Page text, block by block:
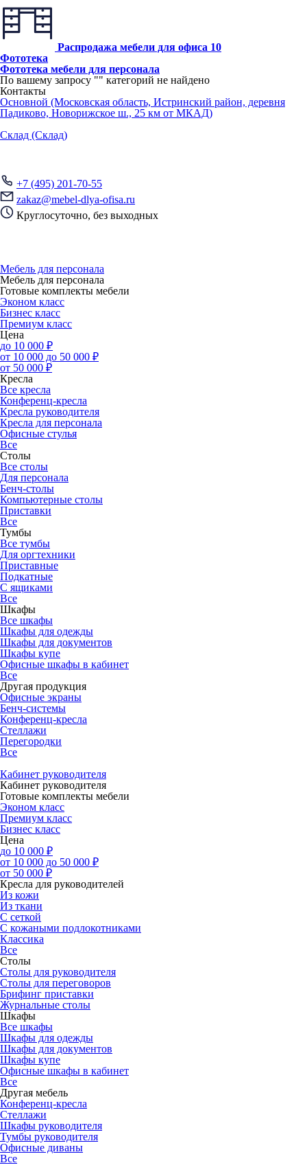
Распродажа мебели для офиса 10
Фототека
Фототека мебели для персонала
По вашему запросу "" категорий не найдено
Контакты
Основной (Московская область, Истринский район, деревня
Падиково, Новорижское ш., 25 км от МКАД)
Склад (Склад)
+7 (495) 201-70-55
zakaz@mebel-dlya-ofisa.ru
Круглосуточно, без выходных
Мебель для персонала
Мебель для персонала
Готовые комплекты мебели
Эконом класс
Бизнес класс
Премиум класс
Цена
до 10 000 ₽
от 10 000 до 50 000 ₽
от 50 000 ₽
Кресла
Все кресла
Конференц-кресла
Кресла руководителя
Кресла для персонала
Офисные стулья
Все
Столы
Все столы
Для персонала
Бенч-столы
Компьютерные столы
Приставки
Все
Тумбы
Все тумбы
Для оргтехники
Приставные
Подкатные
С ящиками
Все
Шкафы
Все шкафы
Шкафы для одежды
Шкафы для документов
Шкафы купе
Офисные шкафы в кабинет
Все
Другая продукция
Офисные экраны
Бенч-системы
Конференц-кресла
Стеллажи
Перегородки
Все
Кабинет руководителя
Кабинет руководителя
Готовые комплекты мебели
Эконом класс
Премиум класс
Бизнес класс
Цена
до 10 000 ₽
от 10 000 до 50 000 ₽
от 50 000 ₽
Кресла для руководителей
Из кожи
Из ткани
С сеткой
С кожаными подлокотниками
Классика
Все
Столы
Столы для руководителя
Столы для переговоров
Брифинг приставки
Журнальные столы
Шкафы
Все шкафы
Шкафы для одежды
Шкафы для документов
Шкафы купе
Офисные шкафы в кабинет
Все
Другая мебель
Конференц-кресла
Стеллажи
Шкафы руководителя
Тумбы руководителя
Офисные диваны
Все